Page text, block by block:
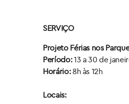
SERVIÇO
Projeto Férias nos
Período:13 a 30 de
Horário:8h às 12h
Locais: